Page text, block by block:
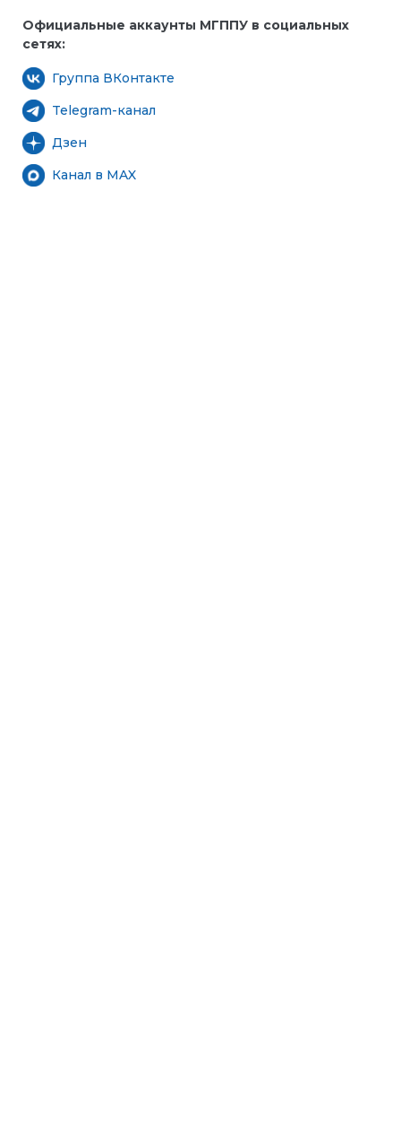
Официальные аккаунты МГППУ в социальных
сетях:
Группа ВКонтакте
Telegram-канал
Дзен
Канал в MAX